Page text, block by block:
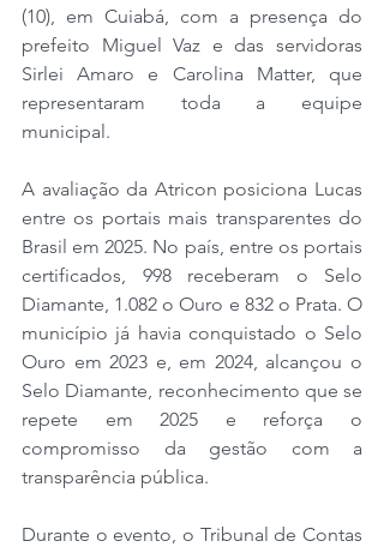
(10), em Cuiabá, com a presença do
prefeito Miguel Vaz e das servidoras
Sirlei Amaro e Carolina Matter, que
representaram toda a equipe
municipal.
A avaliação da Atricon posiciona Lucas
entre os portais mais transparentes do
Brasil em 2025. No país, entre os portais
certificados, 998 receberam o Selo
Diamante, 1.082 o Ouro e 832 o Prata. O
município já havia conquistado o Selo
Ouro em 2023 e, em 2024, alcançou o
Selo Diamante, reconhecimento que se
repete em 2025 e reforça o
compromisso da gestão com a
transparência pública.
Durante o evento, o Tribunal de Contas